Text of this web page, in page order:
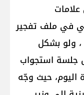
في ملف تفجير
، ولو بشكل
جلسة استجواب
اليوم، حيث وجّه